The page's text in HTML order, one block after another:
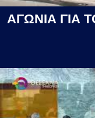
ΑΓΩΝΙΑ ΓΙΑ